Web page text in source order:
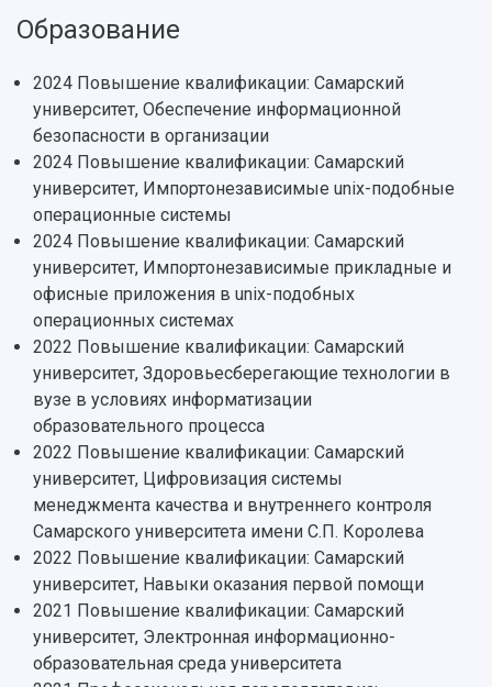
Об университете
Ключевые факты
Рейтинги
Руководство
Наблюдательный совет
Попечительский совет
Ученый совет
Ректорат
Кадровый резерв
Персоналии
Сотрудники и преподаватели
Заслуженные деятели
Структура университета
Институты и факультеты
Кафедры
Научные подразделения
Отделы и службы
Общественные организации
Институт искусственного интеллекта
Инжиниринговый центр
Аграрный карбоновый полигон
Новости
Бортжурнал
Объявления
События
СМИ об университете
Пресс-центр
Газета "Полет"
Газета "Самарский университет"
Мы в соцсетях
Мультимедиа
Подкасты
Просветительский проект "Одержимы
Образование
Абитуриенту
Бакалавриат и специалитет
Магистратура
Аспирантура
Формы обучения
Учебные планы
Дополнительное образование
Институты и факультеты
Образовательные программы
Профессорско-преподавательский состав
Расписание занятий
Стипендии
Тестирование иностранных граждан на
знание русского языка, истории России и
основ законодательства РФ
Платные образовательные услуги
Скидки на обучение
Подготовительные курсы
Научно-исследовательская деятельность
Научные школы и ведущие научные коллективы
Диссертационные советы
Подготовка научных кадров
Конкурс на замещение должностей научных
работников
Научно-технический совет
Научные проекты и темы
Аспирантура и докторантура
Справочные материалы
Научная инфраструктура
Научно-исследовательские подразделения
Структурная схема управления научно-
исследовательской деятельностью
Материальная база
Подразделения научного обслуживания
Организационные документы
Результаты научно-исследовательской
деятельности
Научно-технические разработки
Образование
2024 Повышение квалификации: Самарский
университет, Обеспечение информационной
безопасности в организации
2024 Повышение квалификации: Самарский
университет, Импортонезависимые unix-подобные
операционные системы
2024 Повышение квалификации: Самарский
университет, Импортонезависимые прикладные и
офисные приложения в unix-подобных
операционных системах
2022 Повышение квалификации: Самарский
университет, Здоровьесберегающие технологии в
вузе в условиях информатизации
образовательного процесса
2022 Повышение квалификации: Самарский
университет, Цифровизация системы
менеджмента качества и внутреннего контроля
Самарского университета имени С.П. Королева
2022 Повышение квалификации: Самарский
университет, Навыки оказания первой помощи
2021 Повышение квалификации: Самарский
университет, Электронная информационно-
образовательная среда университета